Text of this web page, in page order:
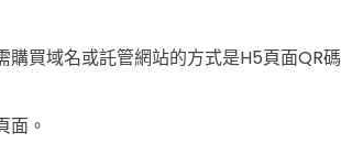
買域名或託管網站的方式是H5頁面QR碼
面。